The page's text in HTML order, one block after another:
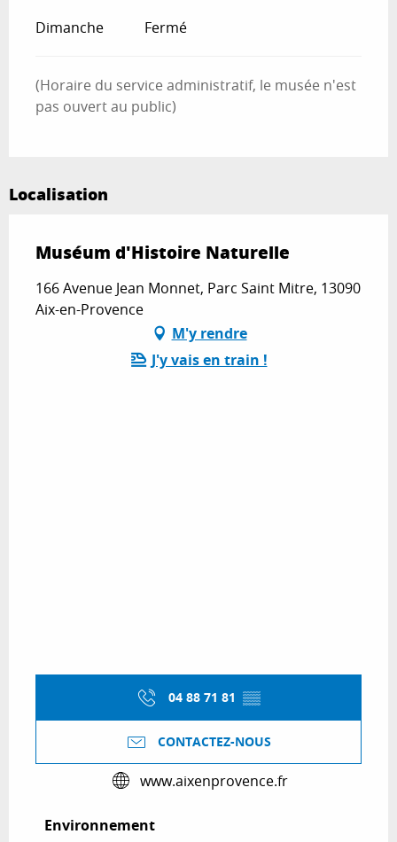
Dimanche Fermé
(Horaire du service administratif, le musée n'est
pas ouvert au public)
Localisation
Muséum d'Histoire Naturelle
166 Avenue Jean Monnet, Parc Saint Mitre, 13090
Aix-en-Provence
M'y rendre
J'y vais en train !
04 88 71 81 ▒▒
CONTACTEZ-NOUS
www.aixenprovence.fr
Environnement
Environnement